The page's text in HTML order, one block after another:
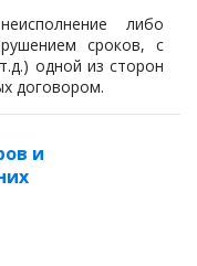
либо
сроков, с
одной из сторон
договором.
и